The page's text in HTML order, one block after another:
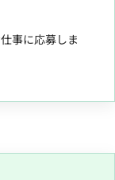
事に応募しま